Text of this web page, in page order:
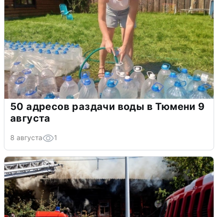
50 адресов раздачи воды в Тюмени 9
августа
8 августа 1